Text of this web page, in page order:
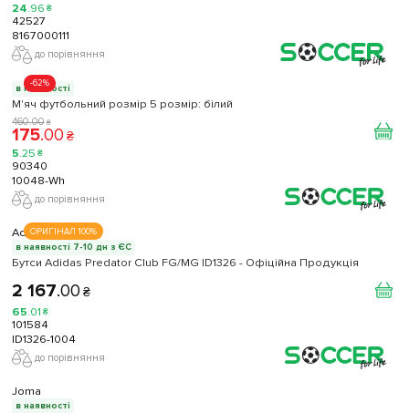
24.96 ₴
42527
8167000111
до порівняння
-62%
в наявності
М'яч футбольний розмір 5 розмір: білий
460.00 ₴
175.00 ₴
5.25 ₴
90340
10048-Wh
до порівняння
ОРИГІНАЛ 100%
Adidas
в наявності 7-10 дн з ЄС
Бутси Adidas Predator Club FG/MG ID1326 - Офіційна Продукція
2 167.00 ₴
65.01 ₴
101584
ID1326-1004
до порівняння
Joma
в наявності